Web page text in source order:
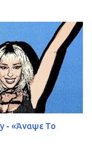
- «Άναψε Το